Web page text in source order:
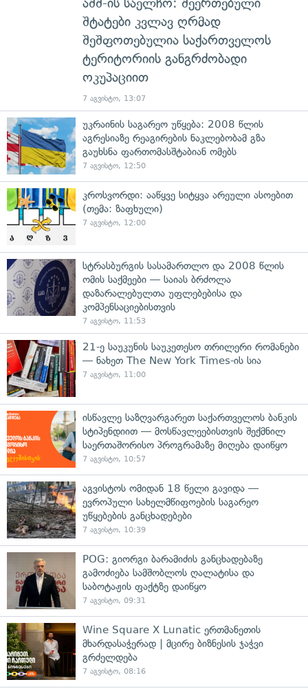
შტატები კვლავ ღრმად
შეშფოთებულია საქართველოს
ტერიტორიის განგრძობადი
ოკუპაციით
7 აგვისტო, 13:07
უკრაინის საგარეო უწყება: 2008 წლის
აგრესიაზე რეაგირების ნაკლებობამ გზა
გაუხსნა ფართომასშტაბიან ომებს
7 აგვისტო, 12:50
კროსვორდი: ააწყვე სიტყვა არეული ასოებით
(თემა: ზაფხული)
7 აგვისტო, 12:00
სტრასბურგის სასამართლო და 2008 წლის
ომის საქმეები — საიას ბრძოლა
დაზარალებულთა უფლებებისა და
კომპენსაციებისთვის
7 აგვისტო, 11:53
21-ე საუკუნის საუკეთესო თრილერი რომანები
— ნახეთ The New York Times-ის სია
7 აგვისტო, 11:00
ისწავლე საზღვარგარეთ საქართველოს ბანკის
სტიპენდიით — მოსწავლეებისთვის შექმნილ
საერთაშორისო პროგრამაზე მიღება დაიწყო
7 აგვისტო, 10:57
აგვისტოს ომიდან 18 წელი გავიდა —
ევროპული სახელმწიფოების საგარეო
უწყებების განცხადებები
7 აგვისტო, 10:39
POG: გიორგი ბარამიძის განცხადებაზე
გამოძიება სამშობლოს ღალატისა და
საბოტაჟის ფაქტზე დაიწყო
7 აგვისტო, 09:31
Wine Square X Lunatic ერთმანეთის
მხარდასაჭერად | მცირე ბიზნესის ჯაჭვი
გრძელდება
7 აგვისტო, 08:16